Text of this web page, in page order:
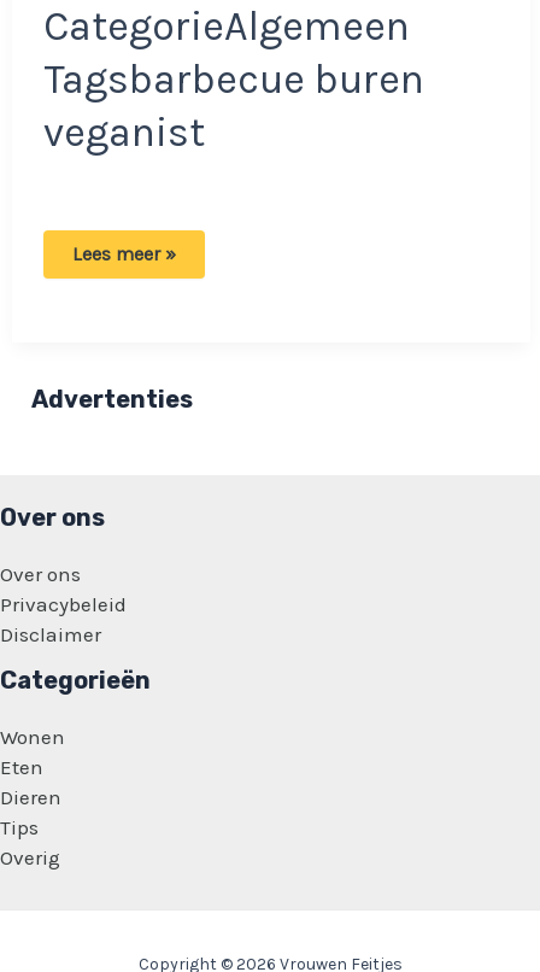
CategorieAlgemeen
Tagsbarbecue buren
veganist
Veganist
barbecue:
‘Het
Lees meer »
Advertenties
Over ons
Over ons
Privacybeleid
Disclaimer
Categorieën
Wonen
Eten
Dieren
Tips
Overig
Copyright © 2026 Vrouwen Feitjes